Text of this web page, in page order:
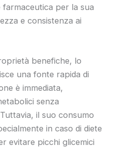
farmaceutica per la sua
e consistenza ai
benefiche, lo
una fonte rapida di
è immediata,
senza
il suo consumo
in caso di diete
evitare picchi glicemici